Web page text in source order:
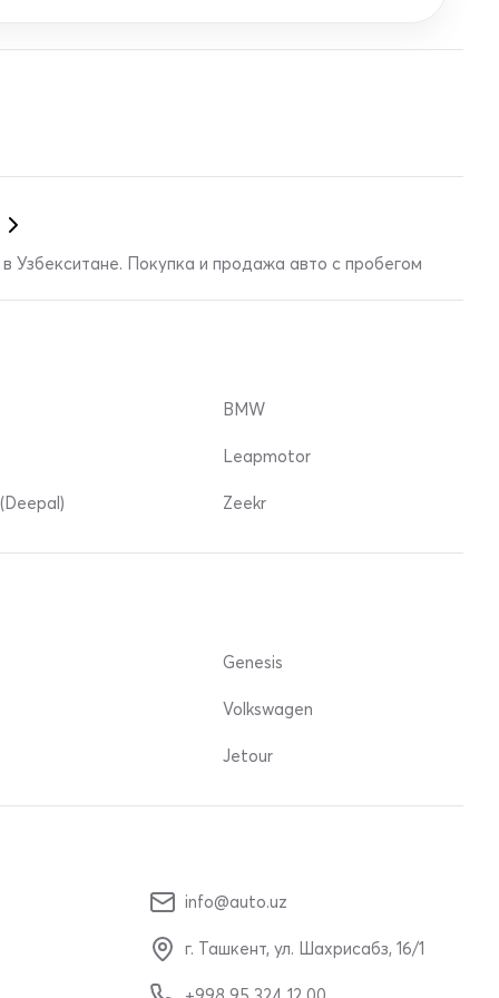
Узбекситане. Покупка и продажа авто с пробегом
BMW
Leapmotor
Zeekr
Genesis
Volkswagen
Jetour
info@auto.uz
г. Ташкент, ул. Шахрисабз, 16/1